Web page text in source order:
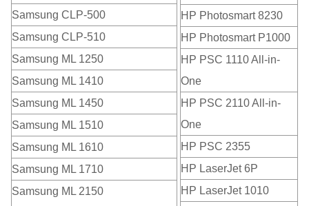
Samsung CLP-500
Samsung CLP-510
Samsung ML 1250
Samsung ML 1410
Samsung ML 1450
Samsung ML 1510
Samsung ML 1610
Samsung ML 1710
Samsung ML 2150
HP Photosmart 8230
HP Photosmart P1000
HP PSC 1110 All-in-
One
HP PSC 2110 All-in-
One
HP PSC 2355
HP LaserJet 6P
HP LaserJet 1010